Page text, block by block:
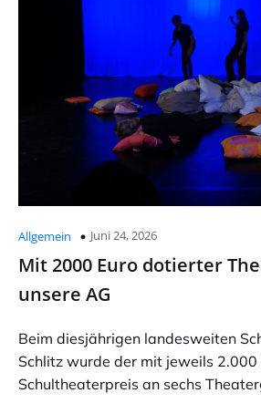
Allgemein Juni 24, 2026
Mit 2000 Euro dotierter
unsere AG
Beim diesjährigen landesweiten
Schlitz wurde der mit jeweils 2.000
Schultheaterpreis an sechs